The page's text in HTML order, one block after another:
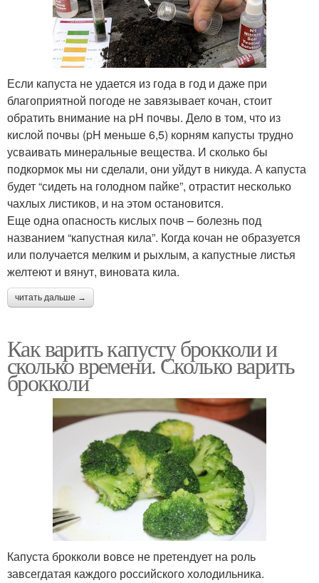
Если капуста не удается из года в год и даже при
благоприятной погоде не завязывает кочан, стоит
обратить внимание на pH почвы. Дело в том, что из
кислой почвы (pH меньше 6,5) корням капусты трудно
усваивать минеральные вещества. И сколько бы
подкормок мы ни сделали, они уйдут в никуда. А капуста
будет “сидеть на голодном пайке”, отрастит несколько
чахлых листиков, и на этом остановится.
Еще одна опасность кислых почв – болезнь под
названием “капустная кила”. Когда кочан не образуется
или получается мелким и рыхлым, а капустные листья
желтеют и вянут, виновата кила.
читать дальше →
Как варить капусту брокколи и
сколько времени. Сколько варить
брокколи
Капуста брокколи вовсе не претендует на роль
завсегдатая каждого российского холодильника.